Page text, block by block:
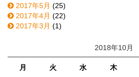
2017年5月 (25)
2017年4月 (22)
2017年3月 (1)
2018年10月
月 火 水 木